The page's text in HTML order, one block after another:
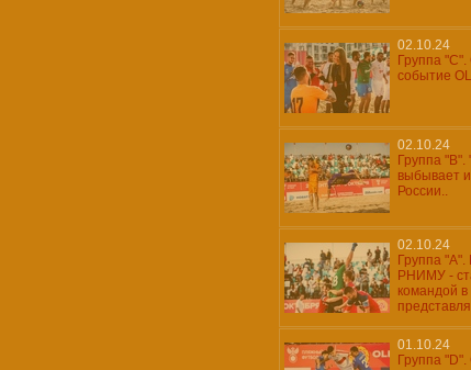
02.10.24
Группа
событие
02.10.24
Группа
выбывает
России..
02.10.24
Группа "А".
РНИМУ -
командой
01.10.24
Группа